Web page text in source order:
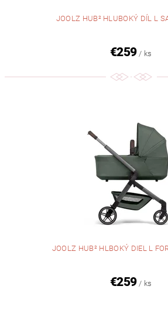
JOOLZ HUB² HLUBOKÝ DÍL L
€259 / ks
JOOLZ HUB² HLBOKÝ DIEL L
€259 / ks